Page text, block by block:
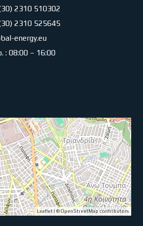
2310 510302
2310 525645
energy.eu
: 08:00 – 16:00
Leaflet | ©OpenStreetMapcontributors